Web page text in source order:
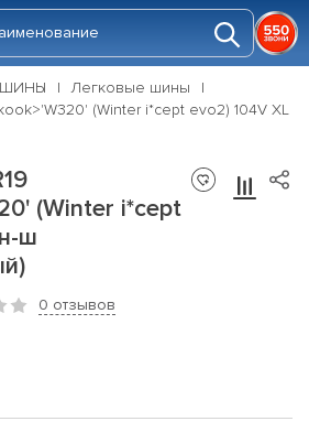
ШИНЫ
Легковые шины
(Winter i*cept evo2) 104V XL
(Winter i*cept
ш
0 отзывов